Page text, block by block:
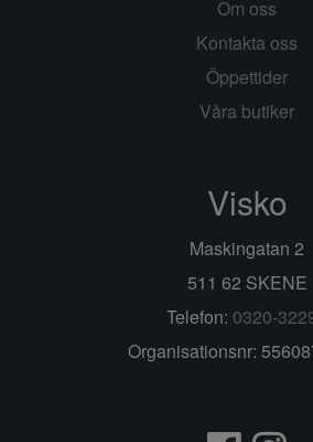
Om oss
Kontakta oss
Öppettider
Våra butiker
Visko
Maskingatan 2
511 62 SKENE
Telefon: 0320-
Organisationsnr: